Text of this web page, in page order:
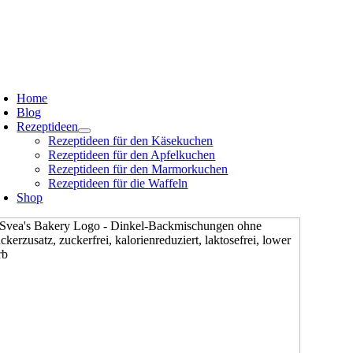
Home
Blog
Rezeptideen
Rezeptideen für den Käsekuchen
Rezeptideen für den Apfelkuchen
Rezeptideen für den Marmorkuchen
Rezeptideen für die Waffeln
Shop